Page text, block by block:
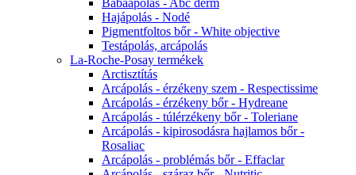
Babaápolás - Abc derm
Hajápolás - Nodé
Pigmentfoltos bőr - White objective
Testápolás, arcápolás
La-Roche-Posay termékek
Arctisztítás
Arcápolás - érzékeny szem - Respectissime
Arcápolás - érzékeny bőr - Hydreane
Arcápolás - túlérzékeny bőr - Toleriane
Arcápolás - kipirosodásra hajlamos bőr -
Rosaliac
Arcápolás - problémás bőr - Effaclar